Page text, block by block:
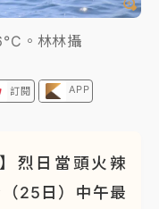
3天 「紅到發紫」降
。林林攝
訂閱 APP
烈日當頭火辣
25日）中午最